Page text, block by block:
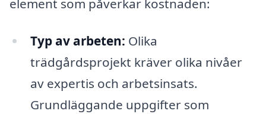
Typ av arbeten: Olika
trädgårdsprojekt kräver olika nivåer
av expertis och arbetsinsats.
Grundläggande uppgifter som